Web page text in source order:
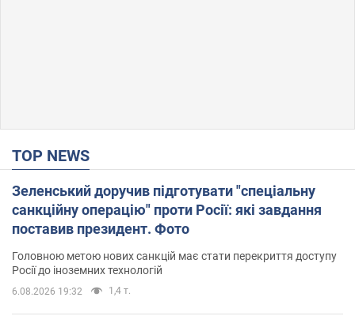
TOP NEWS
Зеленський доручив підготувати "спеціальну
санкційну операцію" проти Росії: які завдання
поставив президент. Фото
Головною метою нових санкцій має стати перекриття доступу
Росії до іноземних технологій
6.08.2026 19:32 1,4 т.